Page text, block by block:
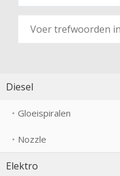
Diesel
Gloeispiralen
Nozzle
Elektro